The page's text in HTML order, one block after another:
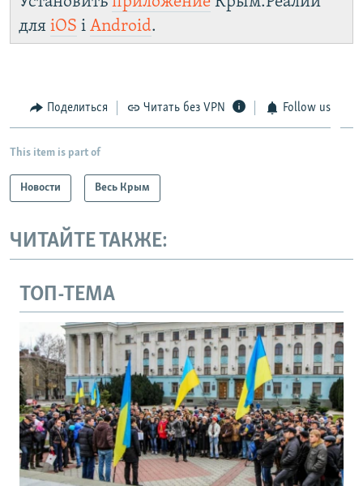
д
для iOS і Android.
Поделиться Читать без VPN Follow us
This item is part of
Новости Весь Крым
ЧИТАЙТЕ ТАКЖЕ:
ТОП-ТЕМА